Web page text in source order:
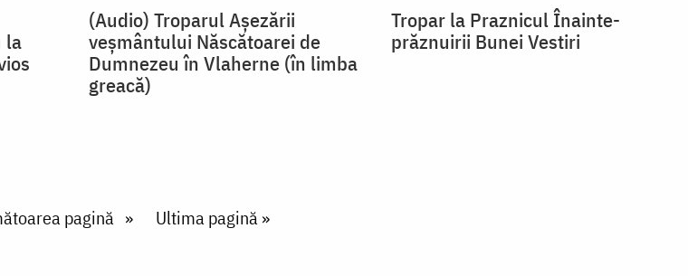
la
(Audio) Troparul Așezării
veșmântului Născătoarei de
Dumnezeu în Vlaherne (în limba
greacă)
Tropar la Praznicul Înainte-
prăznuirii Bunei Vestiri
page pagină Last page
Ultima pagină »